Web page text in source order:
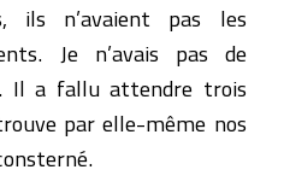
ils n’avaient pas les
Je n’avais pas de
Il a fallu attendre trois
par elle-même nos